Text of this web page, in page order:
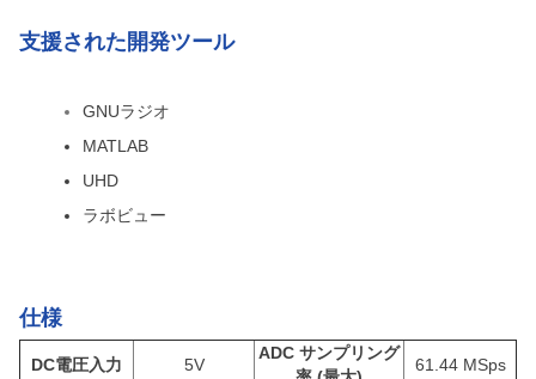
支援された開発ツール
GNUラジオ
MATLAB
UHD
ラボビュー
仕様
DC電圧入力 5V
ADC サンプリング
61.44 MSps